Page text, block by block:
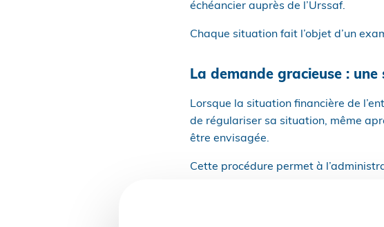
échéancier auprès de l’Urssaf.
Chaque situation fait l’objet d’un
La demande gracieuse :
Lorsque la situation financière de
de régulariser sa situation, même
être envisagée.
Cette procédure permet à